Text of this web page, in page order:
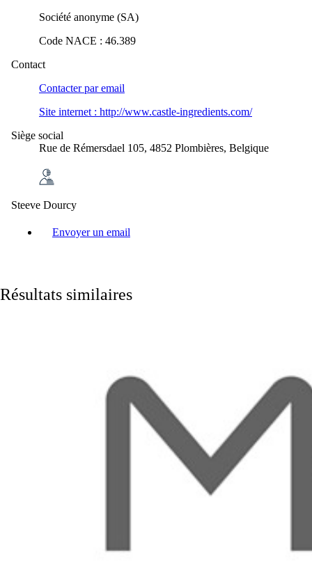
Société anonyme (SA)
Code NACE : 46.389
Contact
Contacter par email
Site internet : http://www.castle-ingredients.com/
Siège social
Rue de Rémersdael 105, 4852 Plombières, Belgique
Steeve Dourcy
Envoyer un email
Résultats similaires